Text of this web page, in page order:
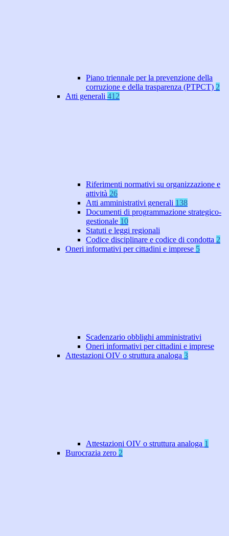
Piano triennale per la prevenzione della
corruzione e della trasparenza (PTPCT) 2
Atti generali 412
Riferimenti normativi su organizzazione e
attività 26
Atti amministrativi generali 138
Documenti di programmazione strategico-
gestionale 10
Statuti e leggi regionali
Codice disciplinare e codice di condotta 2
Oneri informativi per cittadini e imprese 5
Scadenzario obblighi amministrativi
Oneri informativi per cittadini e imprese
Attestazioni OIV o struttura analoga 3
Attestazioni OIV o struttura analoga 1
Burocrazia zero 2